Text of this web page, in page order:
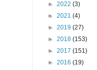
► 2022 (3)
► 2021 (4)
► 2019 (27)
► 2018 (153)
► 2017 (151)
► 2016 (19)